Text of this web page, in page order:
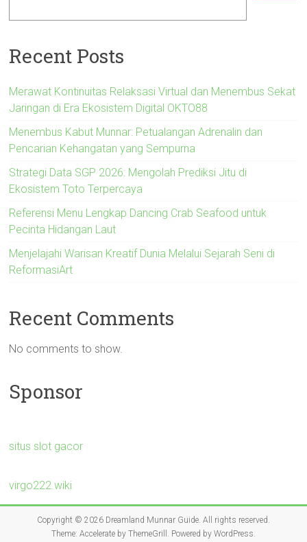
Recent Posts
Merawat Kontinuitas Relaksasi Virtual dan Menembus Sekat
Jaringan di Era Ekosistem Digital OKTO88
Menembus Kabut Munnar: Petualangan Adrenalin dan
Pencarian Kehangatan yang Sempurna
Strategi Data SGP 2026: Mengolah Prediksi Jitu di
Ekosistem Toto Terpercaya
Referensi Menu Lengkap Dancing Crab Seafood untuk
Pecinta Hidangan Laut
Menjelajahi Warisan Kreatif Dunia Melalui Sejarah Seni di
ReformasiArt
Recent Comments
No comments to show.
Sponsor
situs slot gacor
virgo222.wiki
Copyright © 2026 Dreamland Munnar Guide. All rights reserved.
Theme: Accelerateby ThemeGrill. Powered by WordPress